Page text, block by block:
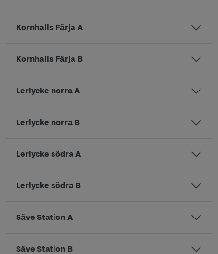
Kornhalls Färja A
Kornhalls Färja B
Lerlycke norra A
Lerlycke norra B
Lerlycke södra A
Lerlycke södra B
Säve Station A
Säve Station B